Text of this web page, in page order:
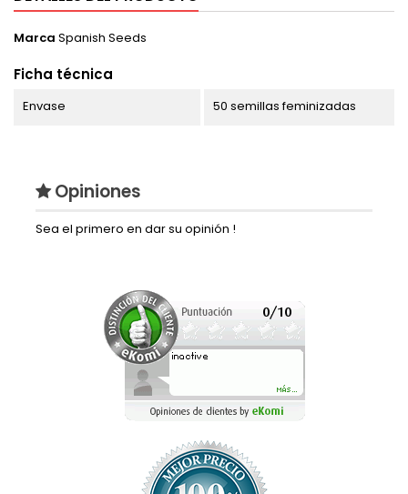
Marca Spanish Seeds
Ficha técnica
Envase 50 semillas feminizadas
Opiniones
Sea el primero en dar su opinión !